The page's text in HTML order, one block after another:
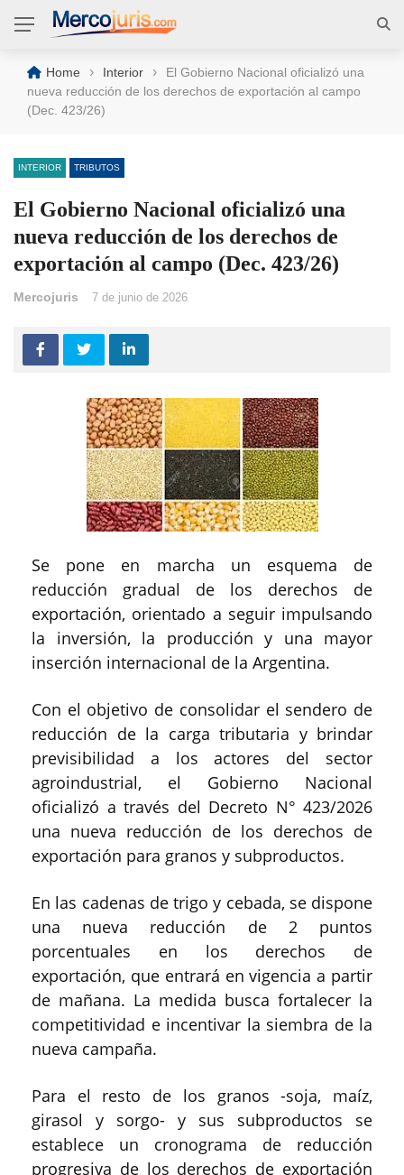
Home › Interior ›
El Gobierno Nacional oficializó una
nueva reducción de los derechos de exportación al campo
(Dec. 423/26)
INTERIOR TRIBUTOS
El Gobierno Nacional oficializó una
nueva reducción de los derechos de
exportación al campo (Dec. 423/26)
Mercojuris 7 de junio de 2026
Se pone en marcha un esquema de
reducción gradual de los derechos de
exportación, orientado a seguir impulsando
la inversión, la producción y una mayor
inserción internacional de la Argentina.
Con el objetivo de consolidar el sendero de
reducción de la carga tributaria y brindar
previsibilidad a los actores del sector
agroindustrial, el Gobierno Nacional
oficializó a través del Decreto N° 423/2026
una nueva reducción de los derechos de
exportación para granos y subproductos.
En las cadenas de trigo y cebada, se dispone
una nueva reducción de 2 puntos
porcentuales en los derechos de
exportación, que entrará en vigencia a partir
de mañana. La medida busca fortalecer la
competitividad e incentivar la siembra de la
nueva campaña.
Para el resto de los granos -soja, maíz,
girasol y sorgo- y sus subproductos se
establece un cronograma de reducción
progresiva de los derechos de exportación